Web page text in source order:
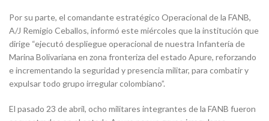
Por su parte, el comandante estratégico Operacional de la FANB,
A/J Remigio Ceballos, informó este miércoles que la institución que
dirige “ejecutó despliegue operacional de nuestra Infantería de
Marina Bolivariana en zona fronteriza del estado Apure, reforzando
e incrementando la seguridad y presencia militar, para combatir y
expulsar todo grupo irregular colombiano”.
El pasado 23 de abril, ocho militares integrantes de la FANB fueron